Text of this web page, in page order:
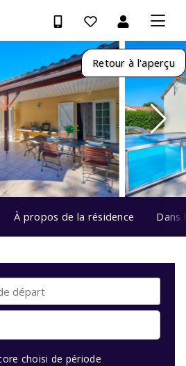
Retour à l'aperçu
À propos de la résidence Dans
choisi de période